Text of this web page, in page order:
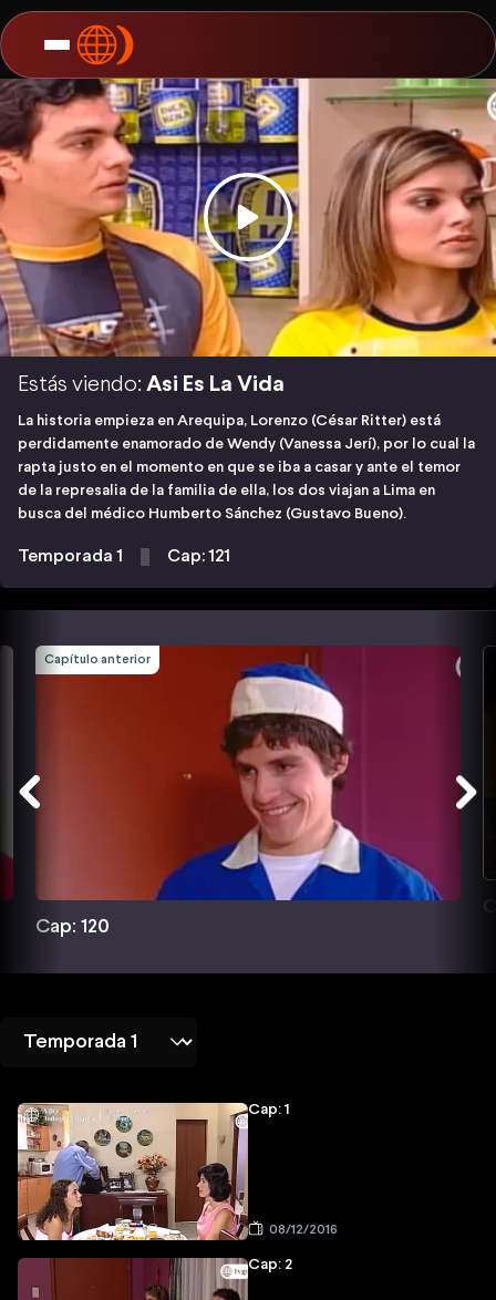
Estás viendo: Asi Es La Vida
La historia empieza en Arequipa, Lorenzo (César Ritter) está
perdidamente enamorado de Wendy (Vanessa Jerí), por lo cual la
rapta justo en el momento en que se iba a casar y ante el temor
de la represalia de la familia de ella, los dos viajan a Lima en
busca del médico Humberto Sánchez (Gustavo Bueno).
Temporada 1 Cap: 121
Capítulo anterior
Cap: 120
Cap: 1
08/12/2016
Cap: 2